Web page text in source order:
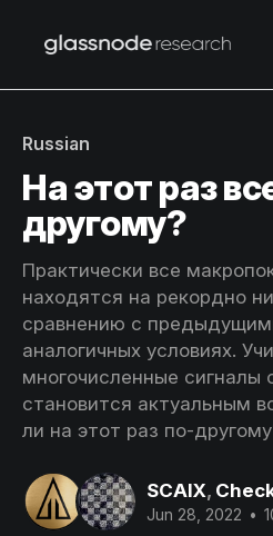
Russian
На этот раз
другому?
Практически все
находятся на рекордно
сравнению с
аналогичных условиях.
многочисленные сигналы
становится актуальным
ли на этот раз по-
SCAIX,
Jun 28, 2022 •